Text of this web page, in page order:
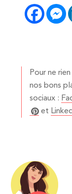
Pour ne
nos bons
sociaux :
et